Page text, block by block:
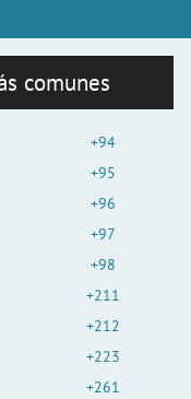
comunes
+94
+95
+96
+97
+98
+211
+212
+223
+261